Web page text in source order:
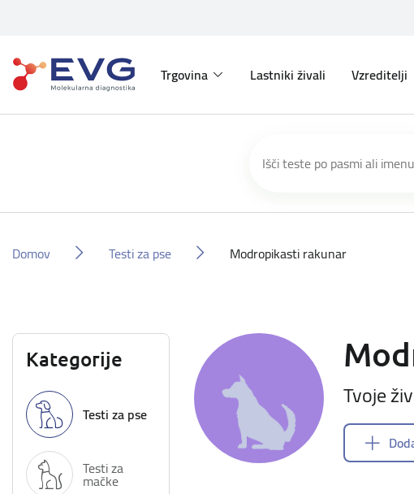
Trgovina Lastniki živali Vzreditelji
Domov Testi za pse Modropikasti rakunar
Kategorije
Testi za pse
Testi za
mačke
Tvoje